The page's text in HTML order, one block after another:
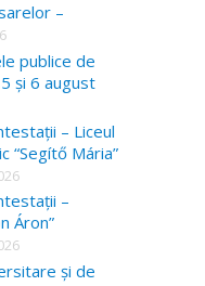
–
publice de
și 6 august
– Liceul
“Segítő Mária”
–
Áron”
și de